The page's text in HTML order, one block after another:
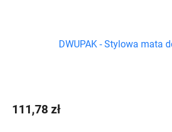
DWUPAK - Stylowa mata
111,78 zł